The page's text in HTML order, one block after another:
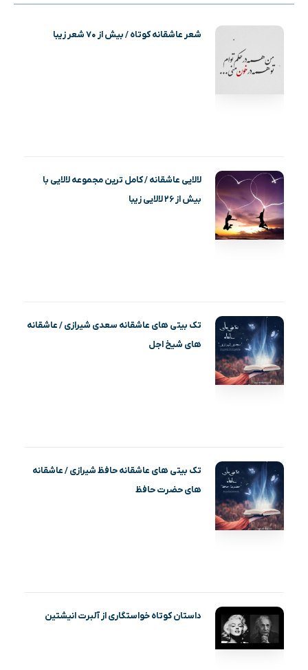
شعر عاشقانه کوتاه / بیش از ۷۰ شعر زیبا
لالایی عاشقانه / کامل ترین مجموعه لالایی با
بیش از ۲۶ لالایی زیبا
تک بیتی های عاشقانه سعدی شیرازی / عاشقانه
های شیخ اجل
تک بیتی های عاشقانه حافظ شیرازی / عاشقانه
های حضرت حافظ
داستان کوتاه خواستگاری از آلبرت انیشتین